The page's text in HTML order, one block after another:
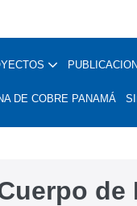
DE COBRE PANAMÁ
de